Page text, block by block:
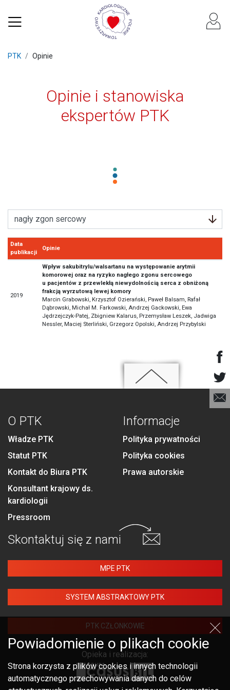
PTK Opinie
Opinie i stanowiska
ekspertów PTK
Data
publikacji
Opinie
2019
Wpływ sakubitrylu/walsartanu na występowanie arytmii
komorowej oraz na ryzyko nagłego zgonu sercowego
u pacjentów z przewlekłą niewydolnością serca z obniżoną
frakcją wyrzutową lewej komory
Marcin Grabowski, Krzysztof Ozierański, Paweł Balsam, Rafał
Dąbrowski, Michał M. Farkowski, Andrzej Gackowski, Ewa
Jędrzejczyk-Patej, Zbigniew Kalarus, Przemysław Leszek, Jadwiga
Nessler, Maciej Sterliński, Grzegorz Opolski, Andrzej Przybylski
O PTK
Władze PTK
Statut PTK
Kontakt do Biura PTK
Konsultant krajowy ds.
kardiologii
Pressroom
Informacje
Polityka prywatności
Polityka cookies
Prawa autorskie
Skontaktuj się z nami
MPE PTK
SYSTEM ABSTRAKTOWY PTK
PTK CZŁONKOWIE
Opieka i realizacja:
Powiadomienie o plikach cookie
Strona korzysta z plików cookies i innych technologii
automatycznego przechowywania danych do celów